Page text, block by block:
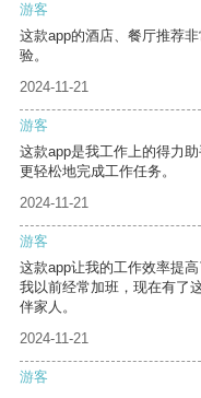
游客
这款app的酒店、餐厅推荐
验。
2024-11-21
游客
这款app是我工作上的得力
更轻松地完成工作任务。
2024-11-21
游客
这款app让我的工作效率提
我以前经常加班，现在有了
伴家人。
2024-11-21
游客